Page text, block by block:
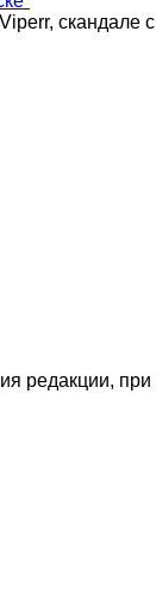
редакции, при